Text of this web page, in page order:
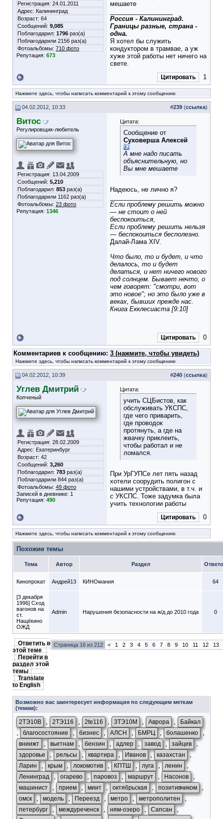
Регистрация: 24.01.2011
Адрес: Калининград
Возраст: 64
Сообщений: 9,085
Поблагодарил: 1796 раз(а)
Поблагодарили 2156 раз(а)
Фотоальбомы: 710 фото
Репутация: 673
мешаете
Россия - Калининград.
Границы разные, страна -
одна.
Я хотел бы служить
кондуктором в трамвае, а уж
хуже этой работы нет ничего на
свете.
Цитировать 1
Нажмите здесь, чтобы написать комментарий к этому сообщению
04.02.2012, 10:33 #239 (ссылка)
Витос
Регулировщик-любитель
Регистрация: 13.04.2009
Сообщений: 5,210
Поблагодарил: 853 раз(а)
Поблагодарили 1162 раз(а)
Фотоальбомы: 23 фото
Репутация: 1346
Цитата:
Сообщение от
Суховерша Алексей
А мне надо писать
объяснительную, но
Вы мне мешаете
Надеюсь, не лично я?
Если проблему решить можно
— не стоит о ней
беспокоиться,
Если проблему решить нельзя
— беспокоиться бесполезно.
Далай-Лама XIV.
Что было, то и будет, и что
делалось, то и будет
делаться, и нет ничего нового
под солнцем. Бывает нечто, о
чем говорят: "смотри, вот
это новое"; но это было уже в
веках, бывших прежде нас.
Книга Екклесиаста [9:10]
Цитировать 0
Комментариев к сообщению: 3 (нажмите, чтобы увидеть)
Нажмите здесь, чтобы написать комментарий к этому сообщению
04.02.2012, 10:39 #240 (ссылка)
Углев Дмитрий
Копченый
Регистрация: 28.02.2009
Адрес: Екатеринбург
Возраст: 42
Сообщений: 3,260
Поблагодарил: 783 раз(а)
Поблагодарили 844 раз(а)
Фотоальбомы: 49 фото
Записей в дневнике: 1
Репутация: 490
Цитата:
учить СЦБистов, как
обслуживать УКСПС,
где чего приварить,
где проводок
протянуть, а где на
жвачку приклеить,
чтобы работал и не
ломался.
При УрГУПСе лет пять назад
хотели соорудить полигон с
нашими устройствами, в т.ч. и
с УКСПС. Тоже задумка была
учить технологии работы
Цитировать 0
Нажмите здесь, чтобы написать комментарий к этому сообщению
Похожие темы
Тема Автор Раздел
Кинопрокат Андрей13 КИНОмания 64
[3 декабря
1996] Сход
вагонов на
ст.
Нащёкино
ОЖД
Admin Нарушения безопасности на ж/д до 2010 года 0
Ответить в
этой теме
Перейти в
раздел этой
темы
Translate
to English
Страница 16 из 212 < 1 2 3 4 5 6 7 8 9 10 11 12 13
Возможно вас заинтересует информация по следующим меткам
(темам):
2ТЭ10В 2ТЭ116 2te116 3ТЭ10М Аврора Байкал
, благосостояние , бизнес , АЛСН , БМРЦ , болашенко
вниижт , вьетнам , бензин , адлер , завод , зайцев ,
здоровье , рельсы , квартира , Иванов , казахстан ,
Ларин , крым , локомотив , КПТШ , луга , ленин ,
Ленинград , огарево , паровоз , маршрут Насонов
машинист прием , миит , октябрьская , позитивчиком
омск , модель , Переезд метро , метрополитен ,
петербург , междуреченск ням-озеро , Сапсан ,